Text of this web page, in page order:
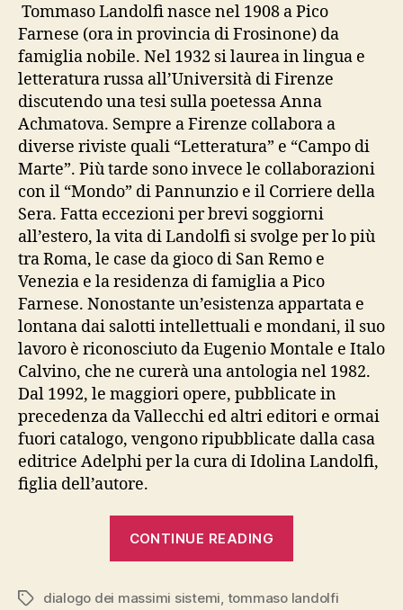
Tommaso Landolfi nasce nel 1908 a Pico
Farnese (ora in provincia di Frosinone) da
famiglia nobile. Nel 1932 si laurea in lingua e
letteratura russa all’Università di Firenze
discutendo una tesi sulla poetessa Anna
Achmatova. Sempre a Firenze collabora a
diverse riviste quali “Letteratura” e “Campo di
Marte”. Più tarde sono invece le collaborazioni
con il “Mondo” di Pannunzio e il Corriere della
Sera. Fatta eccezioni per brevi soggiorni
all’estero, la vita di Landolfi si svolge per lo più
tra Roma, le case da gioco di San Remo e
Venezia e la residenza di famiglia a Pico
Farnese. Nonostante un’esistenza appartata e
lontana dai salotti intellettuali e mondani, il suo
lavoro è riconosciuto da Eugenio Montale e Italo
Calvino, che ne curerà una antologia nel 1982.
Dal 1992, le maggiori opere, pubblicate in
precedenza da Vallecchi ed altri editori e ormai
fuori catalogo, vengono ripubblicate dalla casa
editrice Adelphi per la cura di Idolina Landolfi,
figlia dell’autore.
CONTINUE READING
massimi
Tagsdialogo dei massimi sistemi, tommaso landolfi